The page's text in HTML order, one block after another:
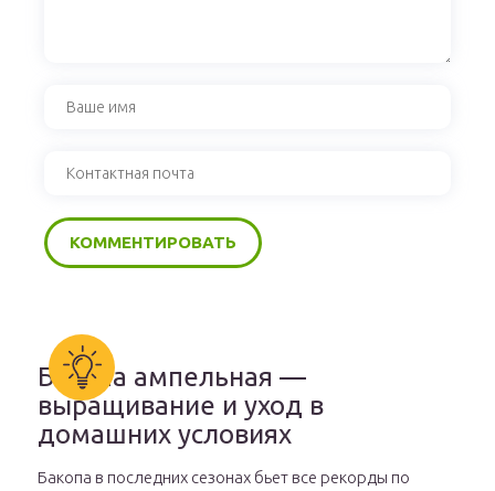
Бакопа ампельная —
выращивание и уход в
домашних условиях
Бакопа в последних сезонах бьет все рекорды по